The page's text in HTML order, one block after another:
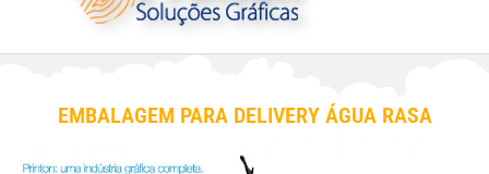
EMBALAGEM PARA DELIVERY ÁGUA RASA